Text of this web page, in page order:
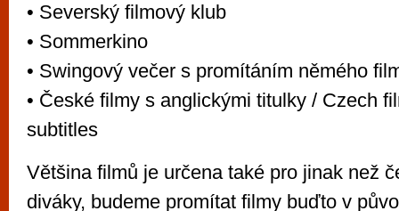
• Severský filmový klub
• Sommerkino
• Swingový večer s promítáním němého
• České filmy s anglickými titulky / Czech
subtitles
Většina filmů je určena také pro jinak než
diváky, budeme promítat filmy buďto v